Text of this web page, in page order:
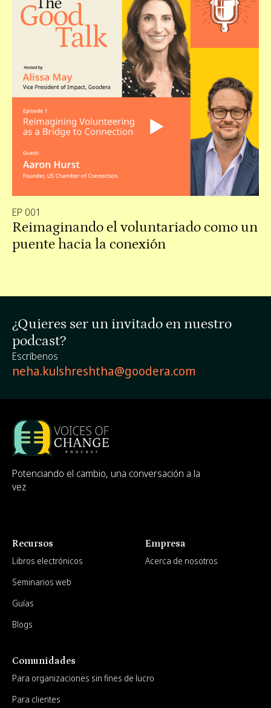
EP 001
Reimaginando el voluntariado como un
puente hacia la conexión
¿Quieres ser un invitado en nuestro
podcast?
Escríbenos
neha.kulshreshtha@goodera.com
Potenciando el cambio, una conversación a la
vez
Recursos
Libros electrónicos
Seminarios web
Guías
Blogs
Empresa
Acerca de nosotros
Comunidades
Para organizaciones sin fines de lucro
Para clientes